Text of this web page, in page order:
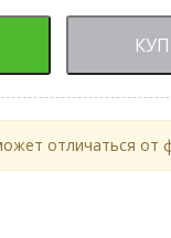
отличаться от